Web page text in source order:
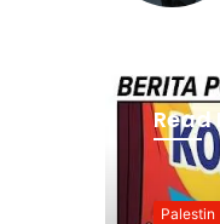
Read
Palestin